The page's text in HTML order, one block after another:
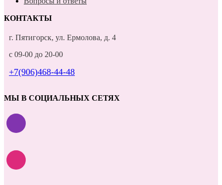
КОНТАКТЫ
г. Пятигорск, ул. Ермолова, д. 4
с 09-00 до 20-00
+7(906)468-44-48
МЫ В СОЦИАЛЬНЫХ СЕТЯХ